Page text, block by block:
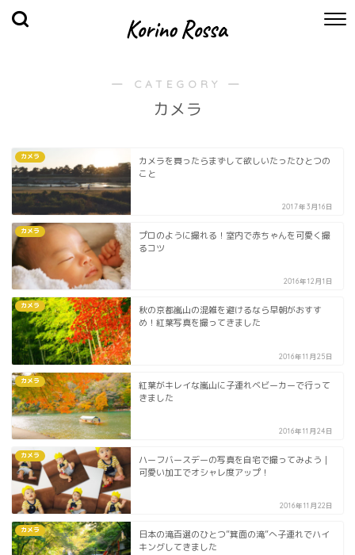
― CATEGORY ―
カメラ
カメラ
カメラを買ったらまずして欲しいたったひとつの
こと
2017年3月16日
カメラ
プロのように撮れる！室内で赤ちゃんを可愛く撮
るコツ
2016年12月1日
カメラ
秋の京都嵐山の混雑を避けるなら早朝がおすす
め！紅葉写真を撮ってきました
2016年11月25日
カメラ
紅葉がキレイな嵐山に子連れベビーカーで行って
きました
2016年11月24日
カメラ
ハーフバースデーの写真を自宅で撮ってみよう｜
可愛い加工でオシャレ度アップ！
2016年11月22日
カメラ
日本の滝百選のひとつ”箕面の滝”へ子連れでハイ
キングしてきました